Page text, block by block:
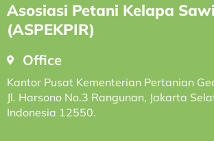
Asosiasi Petani Kelapa
(ASPEKPIR)
Office
Kantor Pusat Kementerian Pertanian
Jl. Harsono No.3 Rangunan, Jakarta
Indonesia 12550.